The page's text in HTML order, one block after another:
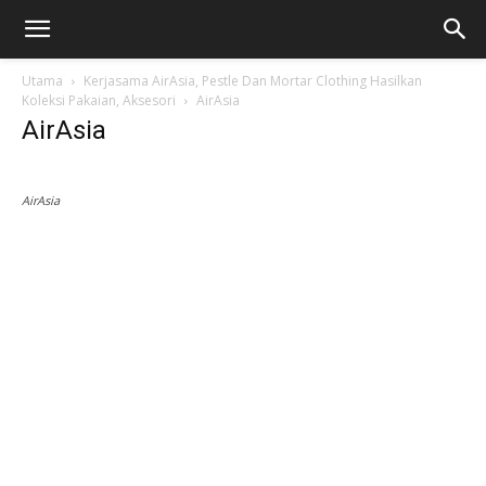
Utama
Kerjasama AirAsia, Pestle Dan Mortar Clothing Hasilkan
Koleksi Pakaian, Aksesori
AirAsia
AirAsia
AirAsia